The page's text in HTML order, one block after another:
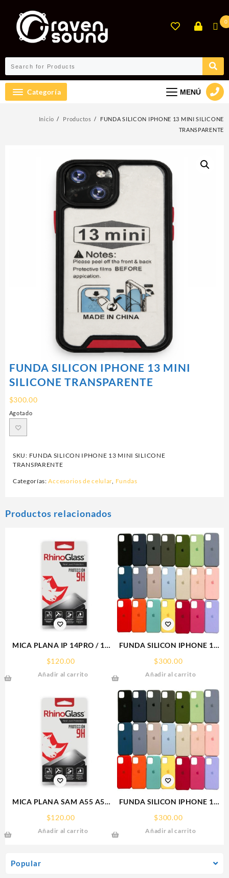
contenido
0
Categoría MENÚ
Popular
Inicio Productos
FUNDA SILICON IPHONE 13 MINI SILICONE
TRANSPARENTE
FUNDA SILICON IPHONE 13 MINI
SILICONE TRANSPARENTE
$300.00
Agotado
SKU: FUNDA SILICON IPHONE 13 MINI SILICONE
TRANSPARENTE
Categorías:Accesorios de celular, Fundas
Productos relacionados
MICA PLANA IP 14PRO / 15
$120.00
Añadir al carrito
FUNDA SILICON IPHONE 13
$300.00
Añadir al carrito
MICA PLANA SAM A55 A56
SAMSUNG 9H RHINOGLASS
$120.00
Añadir al carrito
FUNDA SILICON IPHONE 13
MINI SILICONE CASE SPC
$300.00
Añadir al carrito